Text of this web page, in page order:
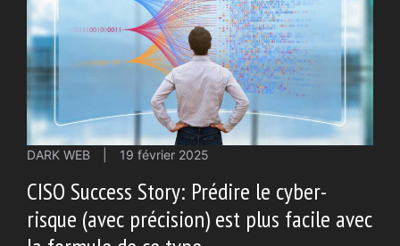
DARK WEB 19 février 2025
CISO Success Story: Prédire le cyber-
risque (avec précision) est plus facile avec